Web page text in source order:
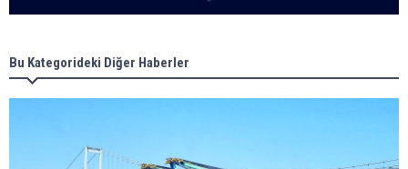
Bu Kategorideki Diğer Haberler